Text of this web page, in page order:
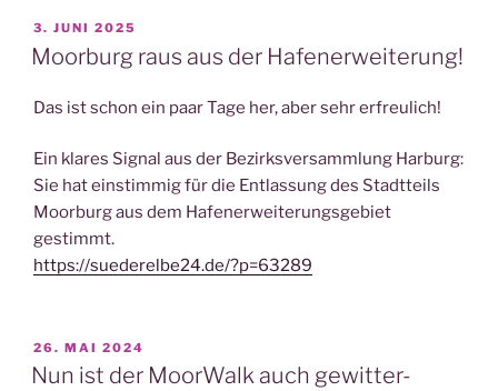
VERÖFFENTLICHT
AM
3. JUNI 2025
Moorburg raus aus der Hafenerweiterung!
Das ist schon ein paar Tage her, aber sehr erfreulich!
Ein klares Signal aus der Bezirksversammlung Harburg:
Sie hat einstimmig für die Entlassung des Stadtteils
Moorburg aus dem Hafenerweiterungsgebiet
gestimmt.
https://suederelbe24.de/?p=63289
VERÖFFENTLICHT
AM
26. MAI 2024
Nun ist der MoorWalk auch gewitter-